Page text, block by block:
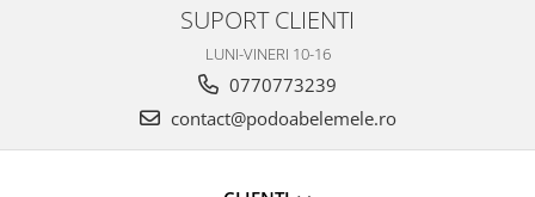
SUPORT CLIENTI
LUNI-VINERI 10-16
0770773239
contact@podoabelemele.ro